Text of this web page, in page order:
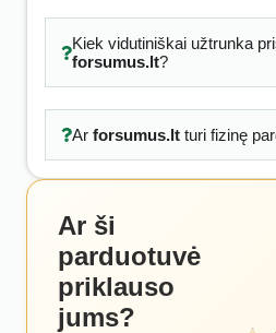
Kiek vidutiniškai užtrunka
forsumus.lt?
Ar forsumus.ltturi fizinę
Ar ši
parduotuvė
priklauso
jums?